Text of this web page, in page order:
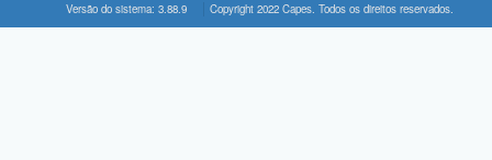
Versão do sistema: 3.88.9 Copyright 2022 Capes. Todos os direitos reservados.